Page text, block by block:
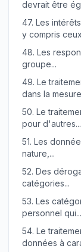
devrait être
47. Les
y compris
48. Les
groupe...
49. Le
dans la
50. Le
pour d'autres...
51. Les
nature,...
52. Des
catégories...
53. Les
personnel qui...
54. Le
données à